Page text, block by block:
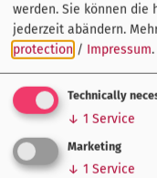
werden. Sie können die
jederzeit abändern.
protection / Impressum.
Technically
↓ 1 Service
Marketing
↓ 1 Service